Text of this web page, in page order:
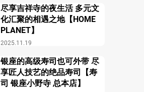
2025.11.19
尽享吉祥寺的夜生活 多元文
化汇聚的相遇之地【HOME
PLANET】
银座的高级寿司也可外带 尽
享匠人技艺的绝品寿司【寿
司 银座小野寺 总本店】